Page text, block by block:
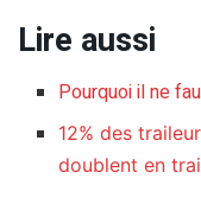
Lire aussi
Pourquoi il ne
12% des
doublent en